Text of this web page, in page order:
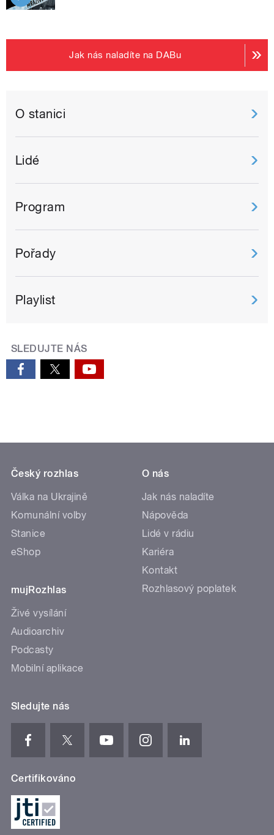
Jak nás naladíte na DABu
O stanici
Lidé
Program
Pořady
Playlist
SLEDUJTE NÁS
Český rozhlas
Válka na Ukrajině
Komunální volby
Stanice
eShop
mujRozhlas
Živé vysílání
Audioarchiv
Podcasty
Mobilní aplikace
O nás
Jak nás naladíte
Nápověda
Lidé v rádiu
Kariéra
Kontakt
Rozhlasový poplatek
Sledujte nás
Certifikováno